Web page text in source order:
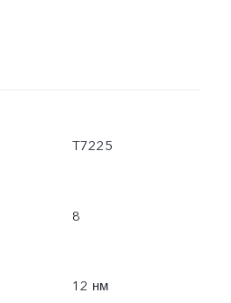
T7225
8
12 нм